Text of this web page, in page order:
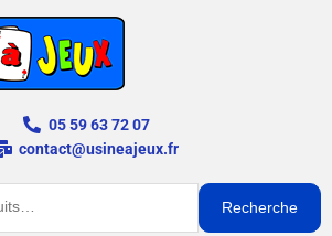
05 59 63 72 07
contact@usineajeux.fr
Recherche